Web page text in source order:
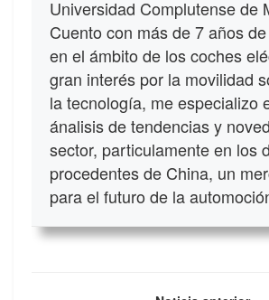
Universidad Complutense de
Cuento con más de 7 años
en el ámbito de los coches
gran interés por la movilidad
la tecnología, me especializo
ánalisis de tendencias y
sector, particulamente en los
procedentes de China, un
para el futuro de la